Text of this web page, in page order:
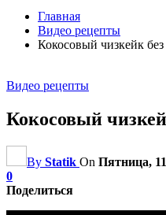
Главная
Видео рецепты
Кокосовый чизкейк
Видео рецепты
Кокосовый
By Statik On Пятница,
0
Поделиться